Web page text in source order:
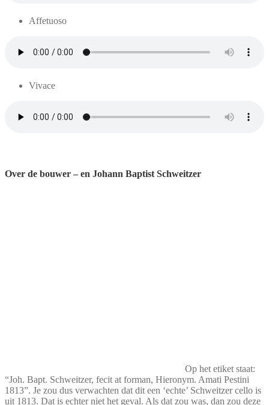
Affetuoso
Vivace
Over de bouwer – en Johann Baptist Schweitzer
Op het etiket staat:
“Joh. Bapt. Schweitzer, fecit at forman, Hieronym. Amati Pestini
1813”. Je zou dus verwachten dat dit een ‘echte’ Schweitzer cello is
uit 1813. Dat is echter niet het geval. Als dat zou was, dan zou deze